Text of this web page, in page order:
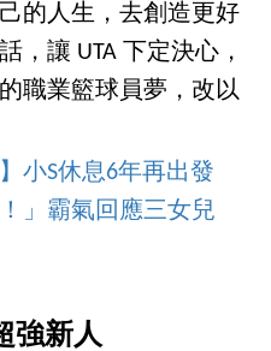
的人生，去創造更好
，讓 UTA 下定決心，
職業籃球員夢，改以
小S休息6年再出發
」霸氣回應三女兒
強新人